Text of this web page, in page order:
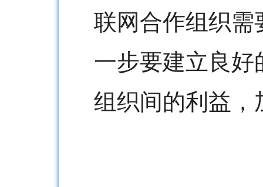
联网合作组织需
一步要建立良
组织间的利益，